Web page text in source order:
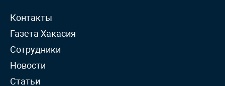
Контакты
Газета Хакасия
Сотрудники
Новости
Статьи